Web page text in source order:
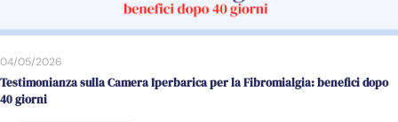
04/05/2026
Testimonianza sulla Camera Iperbarica per la Fibromialgia: benefici dopo
40 giorni